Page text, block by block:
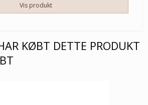
Vis produkt
KØBT DETTE PRODUKT